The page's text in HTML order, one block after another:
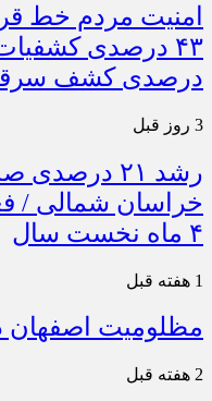
امنیت مردم خط
درصدی کشف
3 روز قبل
رشد ۲۱
۴ ماه نخست سال
1 هفته قبل
مظلومیت
2 هفته قبل